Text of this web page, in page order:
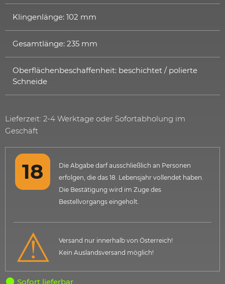
Klingenlänge: 102 mm
Gesamtlänge: 235 mm
Oberflächenbeschaffenheit: beschichtet / polierte
Schneide
Lieferzeit: 2-4 Werktage oder Sofortabholung im
Geschäft
Die Abgabe darf ausschließlich an Personen
erfolgen, die das 18. Lebensjahr vollendet haben.
Die Bestätigung wird im Zuge des
Bestellvorgangs eingeholt.
Versand nur innerhalb von Österreich!
Kein Auslandsversand möglich!
Sofort lieferbar